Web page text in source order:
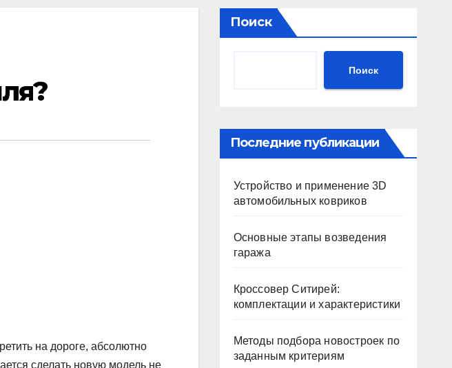
на дороге, абсолютно
сделать новую модель не
Поиск
Поиск
Последние публикации
Устройство и применение 3D
автомобильных ковриков
Основные этапы возведения
гаража
Кроссовер Ситирей:
комплектации и характеристики
Методы подбора новостроек по
заданным критериям